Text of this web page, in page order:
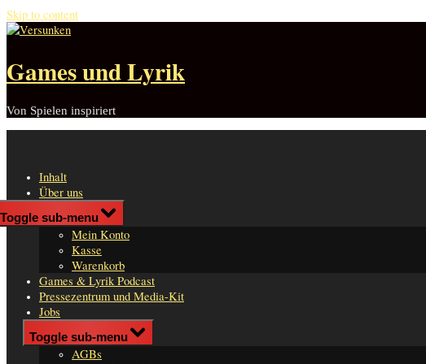
Skip to content
Games und Lyrik
Von Spielen inspiriert
Inhalt
Über uns
Shop
Toggle sub-menu
Mein Konto
Kasse
Warenkorb
Games & Lyrik Podcast
Pressezentrum und Media-Kit
Jobs
Impressum
Toggle sub-menu
AGBs